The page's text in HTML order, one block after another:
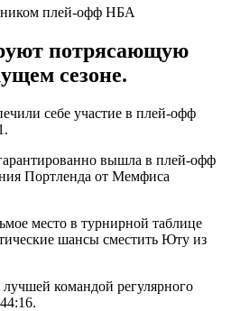
потрясающую
сезоне.
себе участие в плей-офф
вышла в плей-офф
Портленда от Мемфиса
место в турнирной таблице
шансы сместить Юту из
командой регулярного